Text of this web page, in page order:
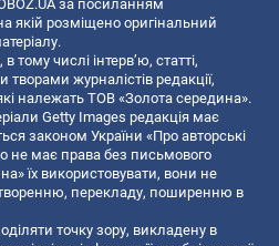
за посиланням
якій розміщено оригінальний
тому числі інтерв’ю, статті,
журналістів редакції,
належать ТОВ «Золота середина».
Getty Images редакція має
законом України «Про авторські
не має права без письмового
їх використовувати, вони не
перекладу, поширенню в
точку зору, викладену в